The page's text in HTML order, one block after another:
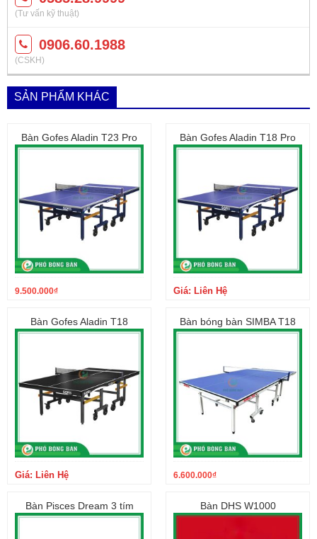
(Tư vấn kỹ thuật)
0906.60.1988
(CSKH)
SẢN PHẨM KHÁC
Bàn Gofes Aladin T23 Pro
9.500.000₫
Bàn Gofes Aladin T18 Pro
Giá: Liên Hệ
Bàn Gofes Aladin T18
Giá: Liên Hệ
Bàn bóng bàn SIMBA T18
6.600.000₫
Bàn Pisces Dream 3 tím Bàn DHS W1000